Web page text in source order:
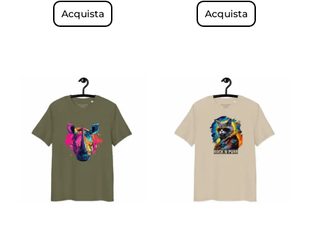
Acquista Acquista